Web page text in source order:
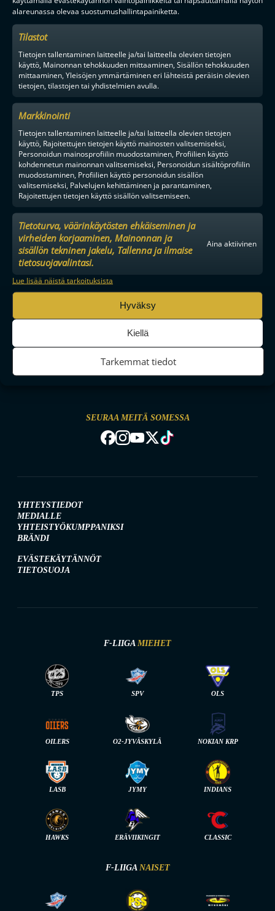
alareunassa olevaa suostumushallintapainiketta.
Tilastot
Tietojen tallentaminen laitteelle ja/tai laitteella olevien tietojen
käyttö, Mainonnan tehokkuuden mittaaminen, Sisällön tehokkuuden
mittaaminen, Yleisöjen ymmärtäminen eri lähteistä peräisin olevien
tietojen, tilastojen tai yhdistelmien avulla.
Markkinointi
Tietojen tallentaminen laitteelle ja/tai laitteella olevien tietojen
käyttö, Rajoitettujen tietojen käyttö mainosten valitsemiseksi,
Personoidun mainosprofiilin muodostaminen, Profiilien käyttö
kohdennetun mainonnan valitsemiseksi, Personoidun sisältöprofiilin
muodostaminen, Profiilien käyttö personoidun sisällön
valitsemiseksi, Palvelujen kehittäminen ja parantaminen,
Rajoitettujen tietojen käyttö sisällön valitsemiseen.
Tietoturva, väärinkäytösten ehkäiseminen ja
virheiden korjaaminen, Mainonnan ja
sisällön tekninen jakelu, Tallenna ja ilmaise
tietosuojavalintasi.
Aina aktiivinen
Lue lisää näistä tarkoituksista
Hyväksy
Kiellä
Tarkemmat tiedot
MAAILMAN VIIHDYTTÄVINTÄ SALIBANDYA
SEURAA MEITÄ SOMESSA
YHTEYSTIEDOT
MEDIALLE
YHTEISTYÖKUMPPANIKSI
BRÄNDI
EVÄSTEKÄYTÄNNÖT
TIETOSUOJA
F-LIIGA MIEHET
TPS SPV OLS
OILERS O2-JYVÄSKYLÄ NOKIAN KRP
LASB JYMY INDIANS
HAWKS ERÄVIIKINGIT CLASSIC
F-LIIGA NAISET